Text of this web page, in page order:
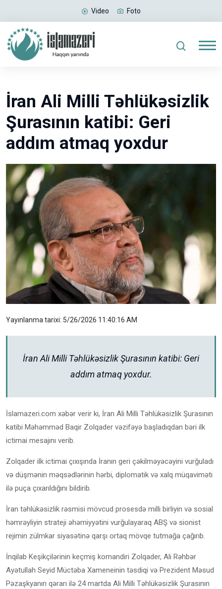
Video Foto
İran Ali Milli Təhlükəsizlik
Şurasının katibi: Geri
addım atmaq yoxdur
Yayınlanma tarixi: 5/26/2026 11:40:16 AM
İran Ali Milli Təhlükəsizlik Şurasının katibi: Geri
addım atmaq yoxdur.
İslamazeri.com xəbər verir ki, İran Ali Milli Təhlükəsizlik Şurasının
katibi Məhəmməd Baqir Zolqader vəzifəyə başladıqdan bəri ilk
ictimai mesajını verib.
Zolqader ilk ictimai çıxışında İranın geri çəkilməyəcəyini vurğuladı
və düşmənin məqsədlərinin hərbi, diplomatik və xalq müqaviməti
ilə puça çıxarıldığını bildirib.
İran təhlükəsizlik rəsmisi mövcud prosesdə milli birliyin və sosial
həmrəyliyin strateji əhəmiyyətini vurğulayaraq ABŞ və sionist
rejimin zülmkar siyasətinə qarşı ortaq mövqe tutmağa çağırıb.
İnqilab Keşikçilərinin keçmiş komandiri Zolqader, Ali Rəhbər
Ayətullah Seyid Müctəba Xameneinin təsdiqi və Prezident Məsud
Pəzaşkyanın qərarı ilə 24 martda Ali Milli Təhlükəsizlik Şurasının